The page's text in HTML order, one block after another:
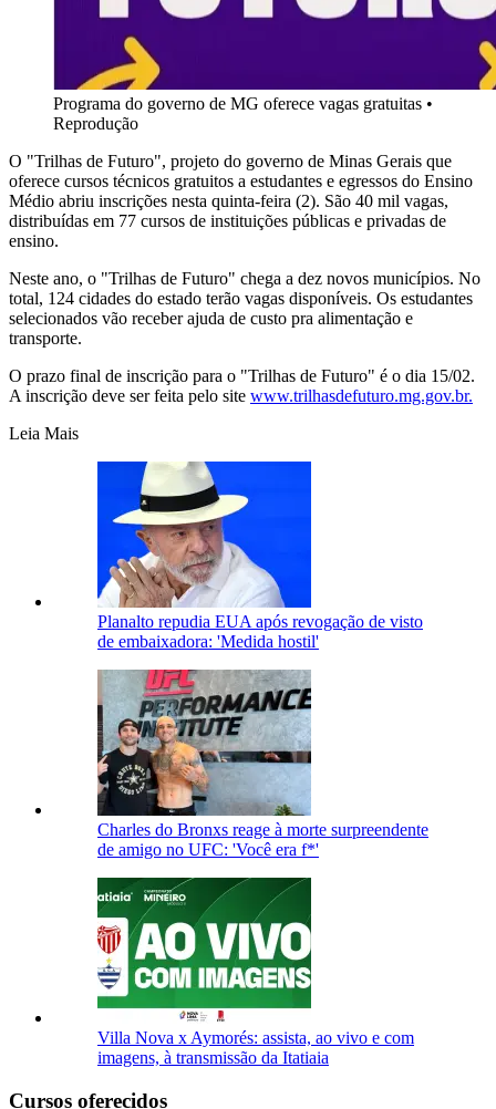
Programa do governo de MG oferece vagas gratuitas •
Reprodução
O "Trilhas de Futuro", projeto do governo de Minas Gerais que
oferece cursos técnicos gratuitos a estudantes e egressos do Ensino
Médio abriu inscrições nesta quinta-feira (2). São 40 mil vagas,
distribuídas em 77 cursos de instituições públicas e privadas de
ensino.
Neste ano, o "Trilhas de Futuro" chega a dez novos municípios. No
total, 124 cidades do estado terão vagas disponíveis. Os estudantes
selecionados vão receber ajuda de custo pra alimentação e
transporte.
O prazo final de inscrição para o "Trilhas de Futuro" é o dia 15/02.
A inscrição deve ser feita pelo site www.trilhasdefuturo.mg.gov.br.
Leia Mais
Planalto repudia EUA após revogação de visto
de embaixadora: 'Medida hostil'
Charles do Bronxs reage à morte surpreendente
de amigo no UFC: 'Você era f*'
Villa Nova x Aymorés: assista, ao vivo e com
imagens, à transmissão da Itatiaia
Cursos oferecidos